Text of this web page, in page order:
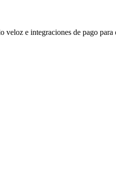
veloz e integraciones de pago para